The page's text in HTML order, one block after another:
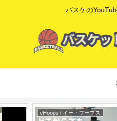
バスケの
eHoops / イー・フープス